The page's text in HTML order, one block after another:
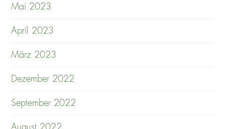
Mai 2023
April 2023
März 2023
Dezember 2022
September 2022